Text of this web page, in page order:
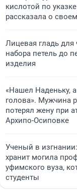
кислотой по
рассказала о
Лицевая гладь для
набора петель до
изделия
«Нашел Наденьку,
голова». Мужчина
потерял жену при
Архипо-Осиповке
Ученый в
хранит могила
уфимского вуза,
студенты